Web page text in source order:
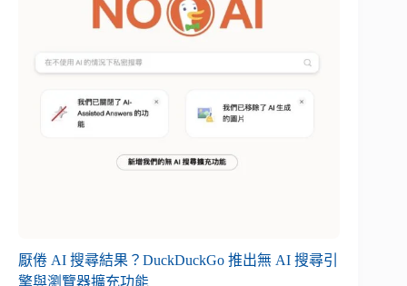
厭倦 AI 搜尋結果？DuckDuckGo 推出無 AI 搜尋引
擎與瀏覽器擴充功能